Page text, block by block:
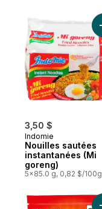
3,50 $
Indomie
Nouilles sautées
instantanées (Mi
goreng)
5x85.0 g, 0,82 $/100g